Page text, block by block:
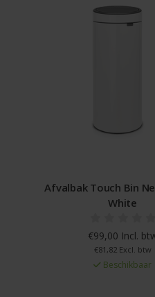
Afvalemmer
Brilliant
€185,00
€152,89